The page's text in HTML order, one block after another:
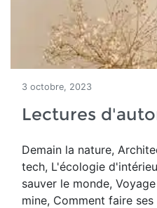
3 octobre, 2023
Lectures
Demain la nature,
tech, L'écologie
sauver le monde,
mine, Comment faire